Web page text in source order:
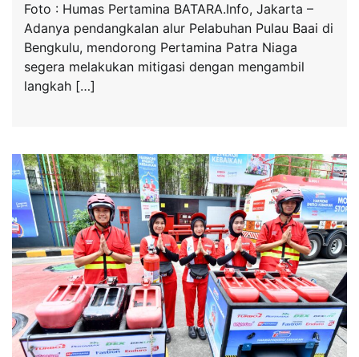
Foto : Humas Pertamina BATARA.Info, Jakarta –
Adanya pendangkalan alur Pelabuhan Pulau Baai di
Bengkulu, mendorong Pertamina Patra Niaga
segera melakukan mitigasi dengan mengambil
langkah […]